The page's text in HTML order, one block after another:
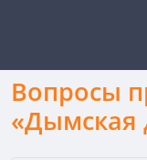
Вопросы
«Дымская